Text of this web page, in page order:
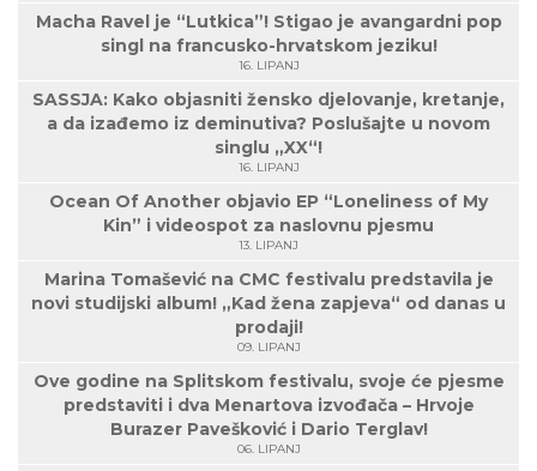
Macha Ravel je “Lutkica”! Stigao je avangardni pop
singl na francusko-hrvatskom jeziku!
16. LIPANJ
SASSJA: Kako objasniti žensko djelovanje, kretanje,
a da izađemo iz deminutiva? Poslušajte u novom
singlu „XX“!
16. LIPANJ
Ocean Of Another objavio EP “Loneliness of My
Kin” i videospot za naslovnu pjesmu
13. LIPANJ
Marina Tomašević na CMC festivalu predstavila je
novi studijski album! „Kad žena zapjeva“ od danas u
prodaji!
09. LIPANJ
Ove godine na Splitskom festivalu, svoje će pjesme
predstaviti i dva Menartova izvođača – Hrvoje
Burazer Pavešković i Dario Terglav!
06. LIPANJ